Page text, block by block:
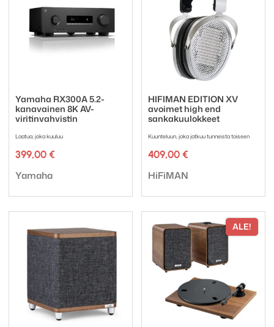
Yamaha RX300A 5.2-
kanavainen 8K AV-
viritinvahvistin
Laatua, joka kuuluu
399,00 €
Tuotemerkki:
Yamaha
HIFIMAN EDITION XV
avoimet high end
sankakuulokkeet
Kuunteluun, joka jatkuu tunneista toiseen
409,00 €
Tuotemerkki:
HiFiMAN
ALE!